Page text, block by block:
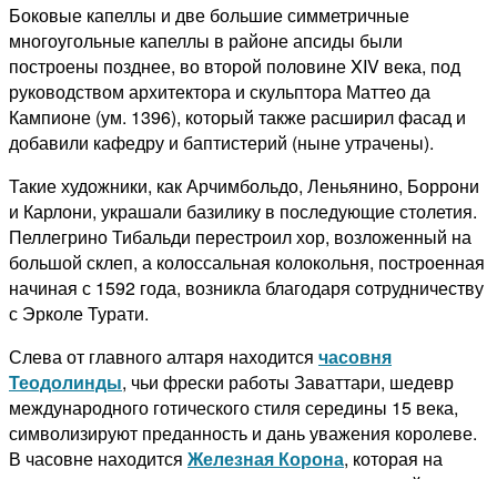
Боковые капеллы и две большие симметричные
многоугольные капеллы в районе апсиды были
построены позднее, во второй половине XIV века, под
руководством архитектора и скульптора Маттео да
Кампионе (ум. 1396), который также расширилфасад и
добавили кафедру и баптистерий (ныне утрачены).
Такие художники, как Арчимбольдо, Леньянино, Боррони
и Карлони, украшали базилику в последующие столетия.
Пеллегрино Тибальди перестроил хор, возложенный на
большой склеп, а колоссальная колокольня, построенная
начиная с 1592 года, возникла благодаря сотрудничеству
с Эрколе Турати.
Слева от главного алтаря находится часовня
Теодолинды, чьи фрески работы Заваттари, шедевр
международного готического стиля середины 15 века,
символизируют преданность и дань уважения королеве.
В часовне находится Железная Корона, которая на